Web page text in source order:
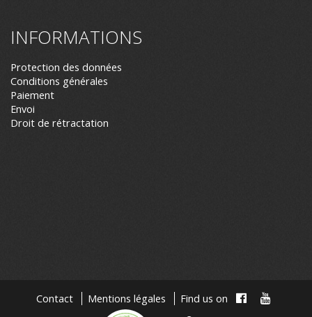
INFORMATIONS
Protection des données
Conditions générales
Paiement
Envoi
Droit de rétractation
Contact Mentions légales Find us on